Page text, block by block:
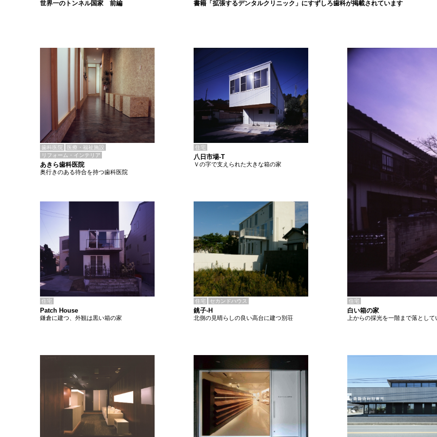
書籍「拡張するデンタルクリニック」にすずしろ歯科が掲載されています
世界一のトンネル国家 前編
歯科医院
医療・福祉施設
リフォーム・インテリア
あきら歯科医院
奥行きのある待合を持つ歯科医院
住宅
八日市場-T
Ｖの字で支えられた大きな箱の家
住宅
Patch House
鎌倉に建つ、外観は黒い箱の家
住宅 セカンドハウス
銚子-H
北側の見晴らしの良い高台に建つ別荘
住宅
白い箱の家
上からの採光を一階まで落として